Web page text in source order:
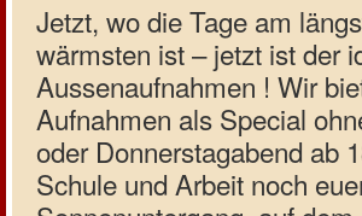
Jetzt, wo die Tage am
wärmsten ist – jetzt ist der
Aussenaufnahmen ! Wir
Aufnahmen als Special
oder Donnerstagabend ab
Schule und Arbeit noch